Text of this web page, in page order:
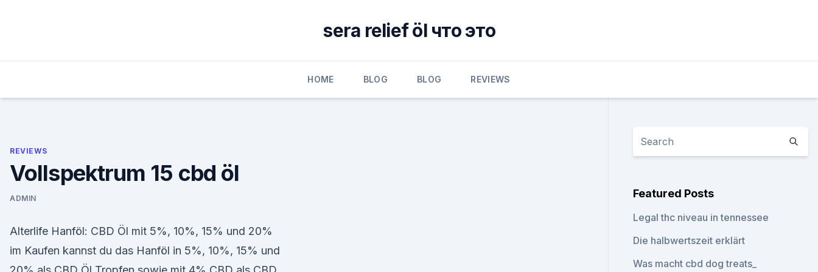
sera relief öl что это
HOME BLOG BLOG REVIEWS
REVIEWS
Vollspektrum 15 cbd öl
ADMIN
Alterlife Hanföl: CBD Öl mit 5%, 10%, 15% und 20%
im Kaufen kannst du das Hanföl in 5%, 10%, 15% und
Featured Posts
Legal thc niveau in tennessee
Die halbwertszeit erklärt
Was macht cbd dog treats_